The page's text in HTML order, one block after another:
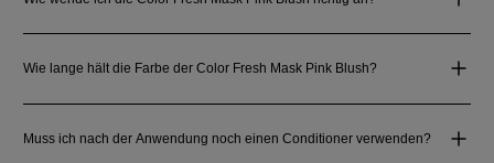
Wie lange hält die Farbe der Color Fresh Mask Pink Blush?
Muss ich nach der Anwendung noch einen Conditioner verwenden?